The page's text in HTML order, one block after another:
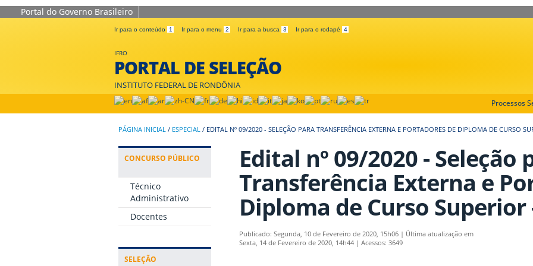
Portal do Governo Brasileiro
Ir para o conteúdo 1 Ir para o menu 2 Ir para a busca 3 Ir para o rodapé 4
IFRO
PORTAL DE SELEÇÃO
INSTITUTO FEDERAL DE RONDÔNIA
Processos
PÁGINA INICIAL / ESPECIAL / EDITAL Nº 09/2020 - SELEÇÃO PARA TRANSFERÊNCIA EXTERNA E PORTADORES DE DIPLOMA DE CURSO
CONCURSO PÚBLICO
Técnico
Administrativo
Docentes
SELEÇÃO
Edital nº 09/2020 - Seleção
Transferência Externa e
Diploma de Curso Superior
Publicado: Segunda, 10 de Fevereiro de 2020, 15h06 | Última atualização em
Sexta, 14 de Fevereiro de 2020, 14h44 | Acessos: 3649